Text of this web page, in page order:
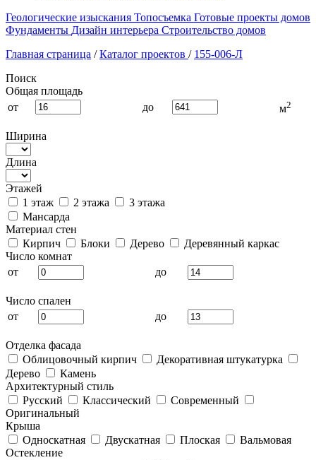
Геологические изыскания Топосъемка Готовые проекты домов
Фундаменты Дизайн интерьера Строительство домов
Главная страница / Каталог проектов / 155-006-Л
Поиск
Общая площадь
от
до м2
Ширина
Длина
Этажей
1 этаж
2 этажа
3 этажа
Мансарда
Материал стен
Кирпич
Блоки Дерево
Деревянный каркас
Число комнат
от
до
Число спален
от
до
Отделка фасада
Облицовочный кирпич
Декоративная штукатурка
Дерево
Камень
Архитектурный стиль
Русский
Классический
Современный
Оригинальный
Крыша
Односкатная
Двускатная Плоская
Вальмовая
Остекление